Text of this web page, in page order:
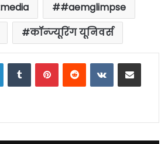
#aemglimpse
कॉन्ज्यूरिंग यूनिवर्स
LinkedInTumblrPinterestReddit VKontakteShare via Email